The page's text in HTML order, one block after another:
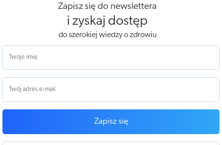
Zapisz się do newslettera
i zyskaj dostęp
do szerokiej wiedzy o zdrowiu
Zapisz się